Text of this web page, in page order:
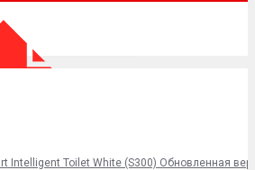
Intelligent Toilet White (S300) Обновленная